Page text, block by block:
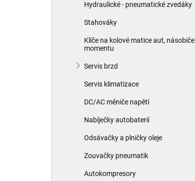
Hydraulické - pneumatické zvedáky
Stahováky
Klíče na kolové matice aut, násobiče
momentu
Servis brzd
Servis klimatizace
DC/AC měniče napětí
Nabíječky autobaterií
Odsávačky a plničky oleje
Zouvačky pneumatik
Autokompresory